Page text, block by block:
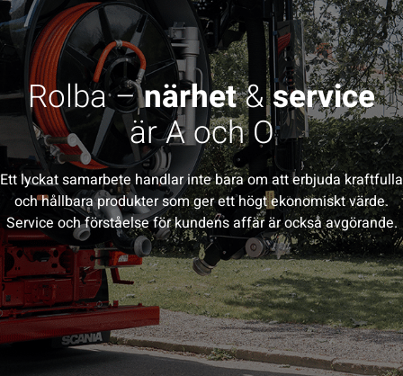
Rolba –närhet&service
är A och O
Ett lyckat samarbete handlar inte bara om att erbjuda kraftfulla
och hållbara produkter som ger ett högt ekonomiskt värde.
Service och förståelse för kundens affär är också avgörande.